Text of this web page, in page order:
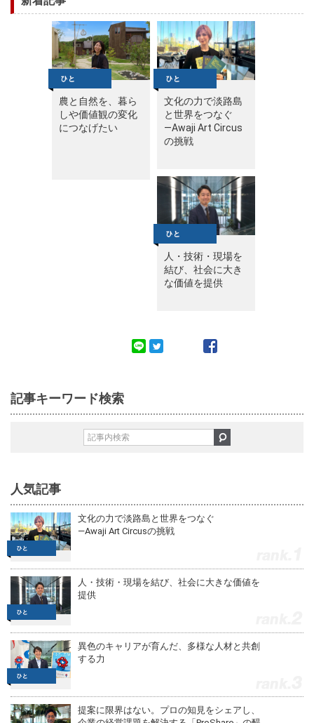
農と自然を、暮ら
しや価値観の変化
につなげたい
文化の力で淡路島
と世界をつなぐ
—Awaji Art Circus
の挑戦
人・技術・現場を
結び、社会に大き
な価値を提供
記事キーワード検索
人気記事
文化の力で淡路島と世界をつなぐ
—Awaji Art Circusの挑戦
人・技術・現場を結び、社会に大きな価値を
提供
異色のキャリアが育んだ、多様な人材と共創
する力
提案に限界はない。プロの知見をシェアし、